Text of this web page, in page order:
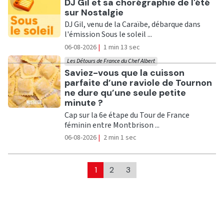
sur Nostalgie
DJ Gil, venu de la Caraïbe, débarque dans
l'émission Sous le soleil ...
06-08-2026 | 1 min 13 sec
Ecouter
Saviez-vous que la cuisson
parfaite d’une raviole de Tournon
ne dure qu’une seule petite
minute ?
Les Détours de France du Chef Albert
Cap sur la 6e étape du Tour de France
féminin entre Montbrison ...
06-08-2026 | 2 min 1 sec
1 2 3